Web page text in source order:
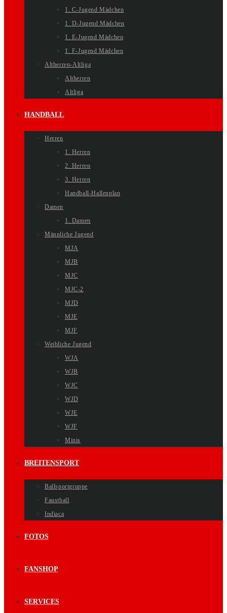
1. C-Jugend Mädchen
1. D-Jugend Mädchen
1. E-Jugend Mädchen
1. F-Jugend Mädchen
Altherren-Altliga
Altherren
Altliga
HANDBALL
Herren
1. Herren
2. Herren
3. Herren
Handball-Hallenplan
Damen
1. Damen
Männliche Jugend
MJA
MJB
MJC
MJC-2
MJD
MJE
MJF
Weibliche Jugend
WJA
WJB
WJC
WJD
WJE
WJF
Minis
BREITENSPORT
Ballsportgruppe
Faustball
Indiaca
FOTOS
FANSHOP
SERVICES